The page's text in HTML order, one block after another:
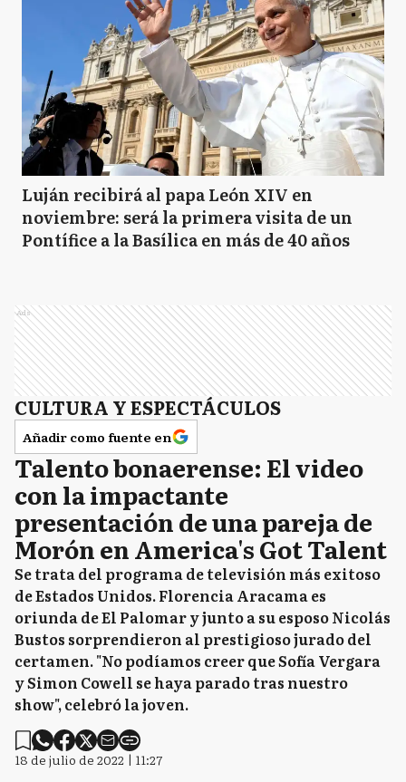
Luján recibirá al papa León XIV en
noviembre: será la primera visita de un
Pontífice a la Basílica en más de 40 años
Ads
CULTURA Y ESPECTÁCULOS
Añadir como fuente en
Talento bonaerense: El video
con la impactante
presentación de una pareja de
Morón en America's Got Talent
Se trata del programa de televisión más exitoso
de Estados Unidos. Florencia Aracama es
oriunda de El Palomar y junto a su esposo Nicolás
Bustos sorprendieron al prestigioso jurado del
certamen. "No podíamos creer que Sofía Vergara
y Simon Cowell se haya parado tras nuestro
show", celebró la joven.
18 de julio de 2022 | 11:27